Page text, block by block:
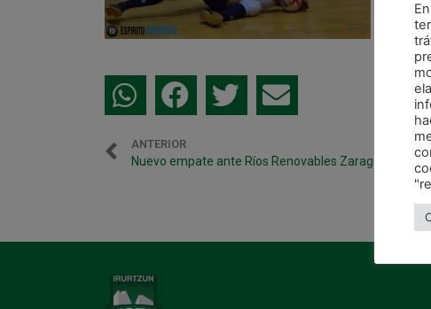
ANTERIOR
Nuevo empate ante Ríos Renovables Zaragoza (2-2)